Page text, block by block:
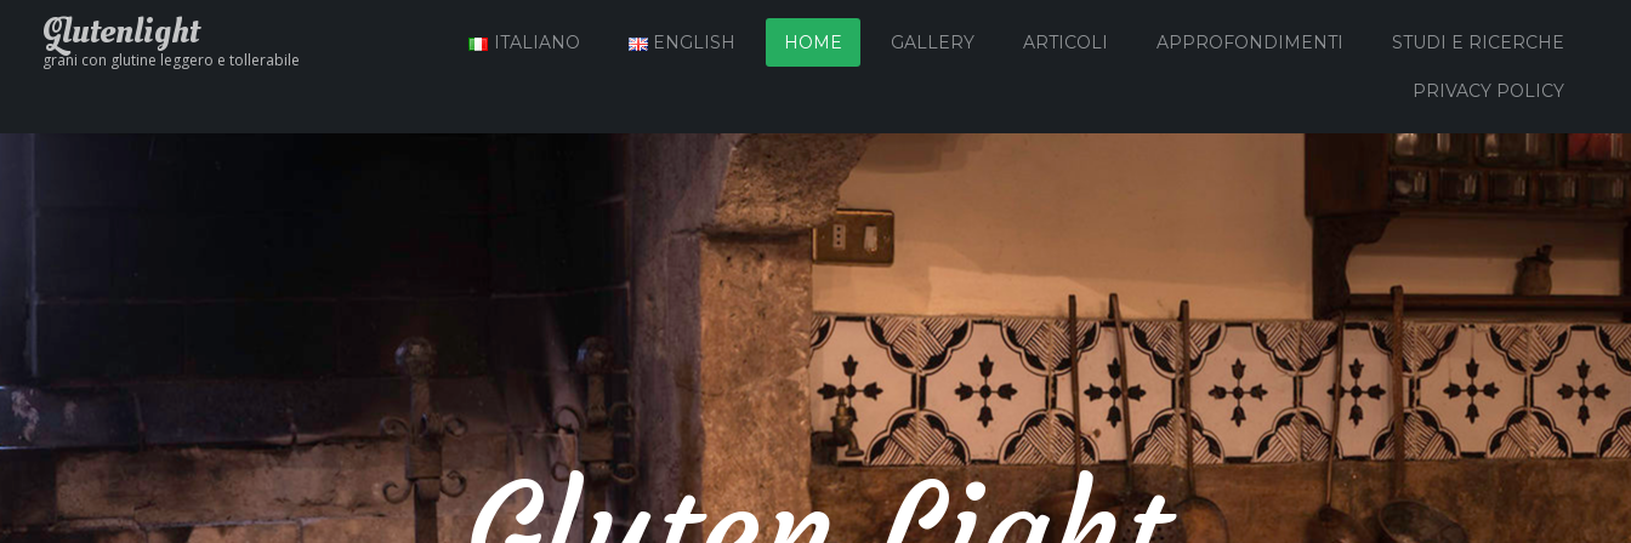
Glutenlight
grani con glutine leggero e tollerabile
ITALIANO ENGLISH HOME GALLERY ARTICOLI APPROFONDIMENTI STUDI E RICERCHE
PRIVACY POLICY